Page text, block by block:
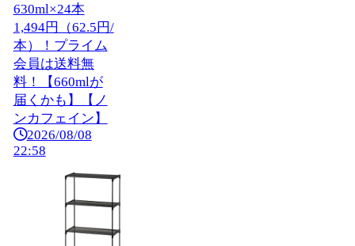
630ml×24本
1,494円（62.5円/
本）！プライム
会員は送料無
料！【660mlが
届くかも】【ノ
ンカフェイン】
2026/08/08
22:58